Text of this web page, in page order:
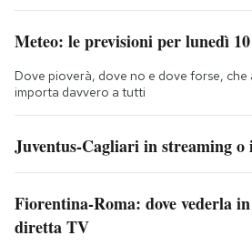
Meteo: le previsioni per lunedì
Dove pioverà, dove no e dove forse, che
importa davvero a tutti
Juventus-Cagliari in streaming
Fiorentina-Roma: dove vederla
diretta TV